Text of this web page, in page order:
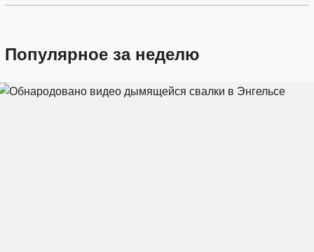
Популярное за неделю